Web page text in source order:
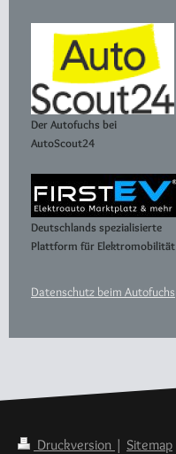
Der Autofuchs bei
AutoScout24
Deutschlands spezialisierte
Plattform für Elektromobilität
Datenschutz beim Autofuchs
Druckversion | Sitemap